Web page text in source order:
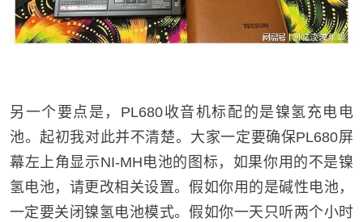
另一个要点是，PL680收音机标配的是镍氢充电电
池。起初我对此并不清楚。大家一定要确保PL680屏
幕左上角显示NI-MH电池的图标，如果你用的不是镍
氢电池，请更改相关设置。假如你用的是碱性电池，
一定要关闭镍氢电池模式。假如你一天只听两个小时